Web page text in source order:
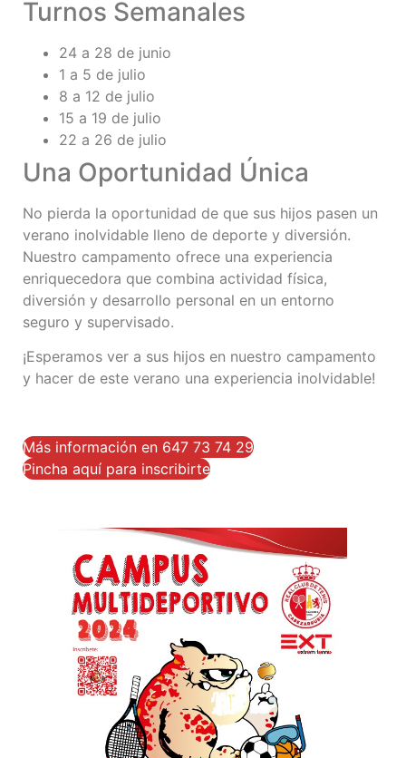
Turnos Semanales
24 a 28 de junio
1 a 5 de julio
8 a 12 de julio
15 a 19 de julio
22 a 26 de julio
Una Oportunidad Única
No pierda la oportunidad de que sus hijos pasen un
verano inolvidable lleno de deporte y diversión.
Nuestro campamento ofrece una experiencia
enriquecedora que combina actividad física,
diversión y desarrollo personal en un entorno
seguro y supervisado.
¡Esperamos ver a sus hijos en nuestro campamento
y hacer de este verano una experiencia inolvidable!
Más información en 647 73 74 29
Pincha aquí para inscribirte